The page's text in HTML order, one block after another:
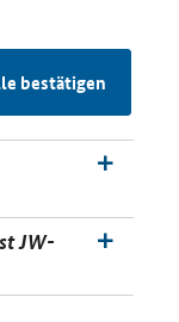
bestätigen
JW-